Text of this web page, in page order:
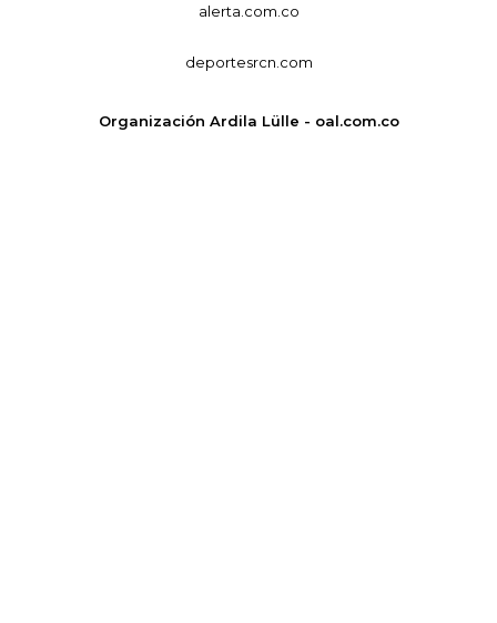
alerta.com.co
deportesrcn.com
Organización Ardila Lülle - oal.com.co